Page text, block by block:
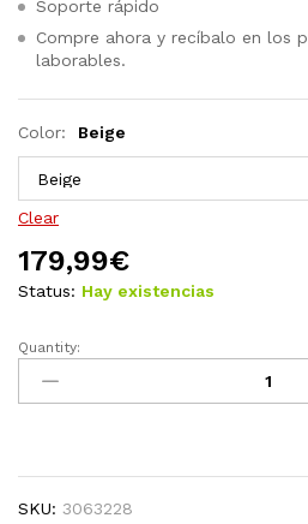
Soporte rápido
Compre ahora y recíbalo en los
laborables.
Color: Beige
Clear
179,99€
Status: Hay existencias
Set
bistró
cojines
Quantity:
SKU: 3063228